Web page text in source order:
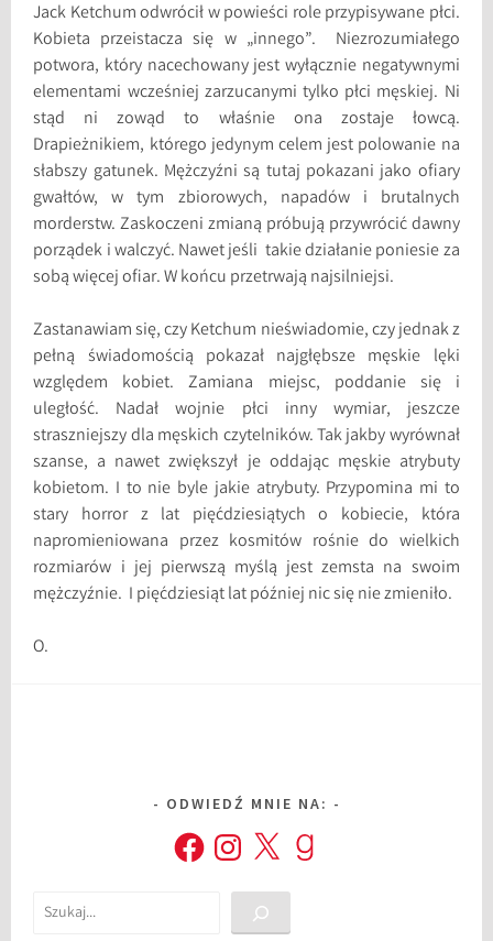
Jack Ketchum odwrócił w powieści role przypisywane płci.
Kobieta przeistacza się w „innego”. Niezrozumiałego
potwora, który nacechowany jest wyłącznie negatywnymi
elementami wcześniej zarzucanymi tylko płci męskiej. Ni
stąd ni zowąd to właśnie ona zostaje łowcą.
Drapieżnikiem, którego jedynym celem jest polowanie na
słabszy gatunek. Mężczyźni są tutaj pokazani jako ofiary
gwałtów, w tym zbiorowych, napadów i brutalnych
morderstw. Zaskoczeni zmianą próbują przywrócić dawny
porządek i walczyć. Nawet jeśli takie działanie poniesie za
sobą więcej ofiar. W końcu przetrwają najsilniejsi.
Zastanawiam się, czy Ketchum nieświadomie, czy jednak z
pełną świadomością pokazał najgłębsze męskie lęki
względem kobiet. Zamiana miejsc, poddanie się i
uległość. Nadał wojnie płci inny wymiar, jeszcze
straszniejszy dla męskich czytelników. Tak jakby wyrównał
szanse, a nawet zwiększył je oddając męskie atrybuty
kobietom. I to nie byle jakie atrybuty. Przypomina mi to
stary horror z lat pięćdziesiątych o kobiecie, która
napromieniowana przez kosmitów rośnie do wielkich
rozmiarów i jej pierwszą myślą jest zemsta na swoim
mężczyźnie. I pięćdziesiąt lat później nic się nie zmieniło.
O.
ODWIEDŹ MNIE NA:
FacebookInstagram
X Goodreads
Szukaj